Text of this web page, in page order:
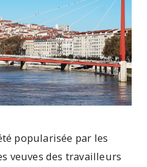
popularisée par les
veuves des travailleurs